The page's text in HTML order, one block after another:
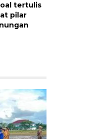
tertulis
pilar